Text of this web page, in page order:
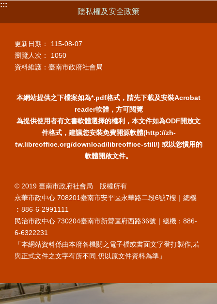
:::
隱私權及安全政策
更新日期：
115-08-07
瀏覽人次：
1050
資料維護：臺南市政府社會局
本網站提供之下檔案如為*.pdf格式，請先下載及安裝Acrobat
reader軟體，方可閱覽
為提供使用者有文書軟體選擇的權利，本文件如為ODF開放文
件格式，建議您安裝免費開源軟體(http://zh-
tw.libreoffice.org/download/libreoffice-still/) 或以您慣用的
軟體開啟文件。
© 2019 臺南市政府社會局 版權所有
永華市政中心 708201臺南市安平區永華路二段6號7樓｜總機
︰886-6-2991111
民治市政中心 730204臺南市新營區府西路36號｜總機：886-
6-6322231
「本網站資料係由本府各機關之電子檔或書面文字登打製作,若
與正式文件之文字有所不同,仍以原文件資料為準」